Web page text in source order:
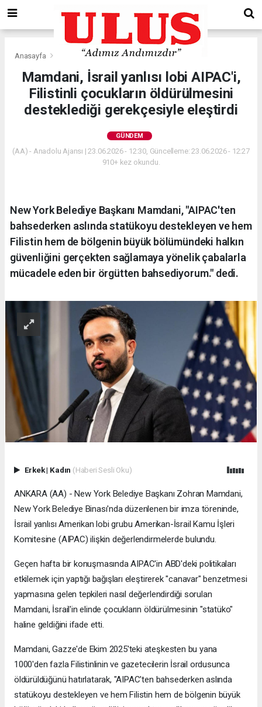
Anasayfa Gündem
Mamdani, İsrail yanlısı lobi AIPAC'i,
Filistinli çocukların öldürülmesini
desteklediği gerekçesiyle eleştirdi
GÜNDEM
(AA) - Anadolu Ajansı | 23.06.2026 - 12:30, Güncelleme: 23.06.2026 - 12:27
910+ kez okundu.
New York Belediye Başkanı Mamdani, "AIPAC'ten
bahsederken aslında statükoyu destekleyen ve hem
Filistin hem de bölgenin büyük bölümündeki halkın
güvenliğini gerçekten sağlamaya yönelik çabalarla
mücadele eden bir örgütten bahsediyorum." dedi.
Erkek| Kadın (Haberi Sesli Oku)
ANKARA (AA) - New York Belediye Başkanı Zohran Mamdani,
New York Belediye Binası'nda düzenlenen bir imza töreninde,
İsrail yanlısı Amerikan lobi grubu Amerikan-İsrail Kamu İşleri
Komitesine (AIPAC) ilişkin değerlendirmelerde bulundu.
Geçen hafta bir konuşmasında AIPAC'in ABD'deki politikaları
etkilemek için yaptığı bağışları eleştirerek "canavar" benzetmesi
yapmasına gelen tepkileri nasıl değerlendirdiği sorulan
Mamdani, İsrail'in elinde çocukların öldürülmesinin "statüko"
haline geldiğini ifade etti.
Mamdani, Gazze'de Ekim 2025'teki ateşkesten bu yana
1000'den fazla Filistinlinin ve gazetecilerin İsrail ordusunca
öldürüldüğünü hatırlatarak, "AIPAC'ten bahsederken aslında
statükoyu destekleyen ve hem Filistin hem de bölgenin büyük